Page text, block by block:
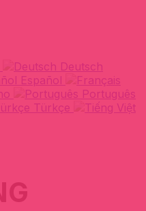
Deutsch
Español
Português
Türkçe